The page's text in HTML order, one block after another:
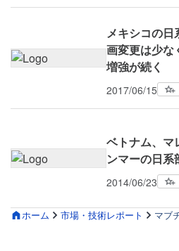
ホーム 市場・技術レポート マブ
メキシコの日
画変更は少な
増強が続く
2017/06/15
ベトナム、マ
ンマーの日系
2014/06/23